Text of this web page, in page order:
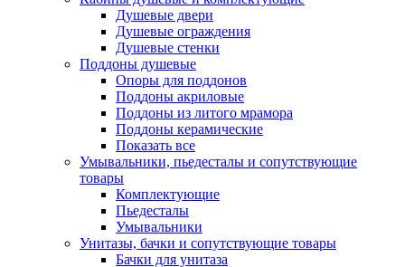
Душевые двери
Душевые ограждения
Душевые стенки
Поддоны душевые
Опоры для поддонов
Поддоны акриловые
Поддоны из литого мрамора
Поддоны керамические
Показать все
Умывальники, пьедесталы и сопутствующие
товары
Комплектующие
Пьедесталы
Умывальники
Унитазы, бачки и сопутствующие товары
Бачки для унитаза